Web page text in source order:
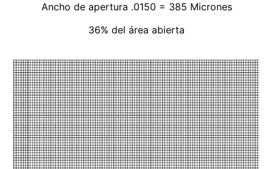
Ancho de apertura .0150 = 385 Micrones
36% del área abierta